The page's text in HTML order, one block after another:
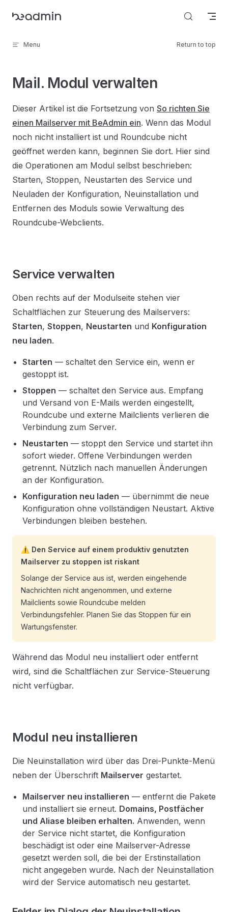
Skip to content
Menu Return to top
Mail. Modul verwalten
Dieser Artikel ist die Fortsetzung von So richten Sie
einen Mailserver mit BeAdmin ein. Wenn das Modul
noch nicht installiert ist und Roundcube nicht
geöffnet werden kann, beginnen Sie dort. Hier sind
die Operationen am Modul selbst beschrieben:
Starten, Stoppen, Neustarten des Service und
Neuladen der Konfiguration, Neuinstallation und
Entfernen des Moduls sowie Verwaltung des
Roundcube-Webclients.
Service verwalten
Oben rechts auf der Modulseite stehen vier
Schaltflächen zur Steuerung des Mailservers:
Starten, Stoppen, Neustarten und Konfiguration
neu laden.
Starten — schaltet den Service ein, wenn er
gestoppt ist.
Stoppen — schaltet den Service aus. Empfang
und Versand von E-Mails werden eingestellt,
Roundcube und externe Mailclients verlieren die
Verbindung zum Server.
Neustarten — stoppt den Service und startet ihn
sofort wieder. Offene Verbindungen werden
getrennt. Nützlich nach manuellen Änderungen
an der Konfiguration.
Konfiguration neu laden — übernimmt die neue
Konfiguration ohne vollständigen Neustart. Aktive
Verbindungen bleiben bestehen.
⚠️ Den Service auf einem produktiv genutzten
Mailserver zu stoppen ist riskant
Solange der Service aus ist, werden eingehende
Nachrichten nicht angenommen, und externe
Mailclients sowie Roundcube melden
Verbindungsfehler. Planen Sie das Stoppen für ein
Wartungsfenster.
Während das Modul neu installiert oder entfernt
wird, sind die Schaltflächen zur Service-Steuerung
nicht verfügbar.
Modul neu installieren
Die Neuinstallation wird über das Drei-Punkte-Menü
neben der Überschrift Mailserver gestartet.
Mailserver neu installieren — entfernt die Pakete
und installiert sie erneut. Domains, Postfächer
und Aliase bleiben erhalten. Anwenden, wenn
der Service nicht startet, die Konfiguration
beschädigt ist oder eine Mailserver-Adresse
gesetzt werden soll, die bei der Erstinstallation
nicht angegeben wurde. Nach der Neuinstallation
wird der Service automatisch neu gestartet.